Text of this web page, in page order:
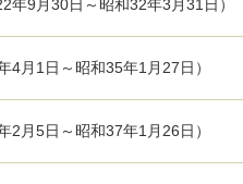
9月30日～昭和32年3月31日）
月1日～昭和35年1月27日）
月5日～昭和37年1月26日）